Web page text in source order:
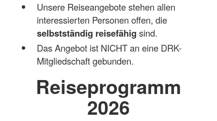
Unsere Reiseangebote stehen allen
interessierten Personen offen, die
selbstständig reisefähig sind.
Das Angebot ist NICHT an eine DRK-
Mitgliedschaft gebunden.
Reiseprogramm
2026